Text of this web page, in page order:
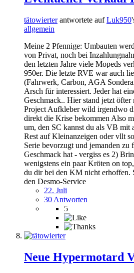
tätowierterantwortete aufLuk950
allgemein
Meine 2 Pfennige: Umbauten
von Privat, noch bei
den letzten Jahre viele Mopeds
950er. Die letzte RVE war auch
(Fahrwerk, Carbon, AGA
Arsch für interessiert. Jeder hat
Geschmack.. Hier stand jetzt öfter
Project Aufkleber wild irgendwo
direkt die Krise bekommen Also
um, den SC kannst du als VB mit
Rest auf Kleinanzeigen oder vllt
Serie bevorzugt und jemanden zu
Geschmack hat - vergiss es 2)
wenigstens ein paar Kröten on
du dir bei den KM nicht erhoffen.
den Desmo-Service
22. Juli
30 Antworten
5
Neue Hypermotard